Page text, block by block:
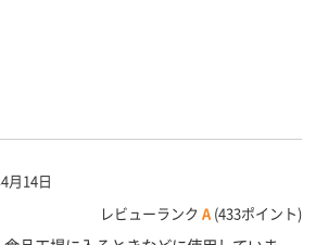
月14日
レビューランク A (433ポイント)